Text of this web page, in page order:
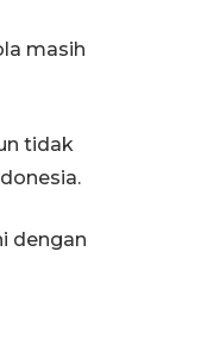
masih
tidak
dengan